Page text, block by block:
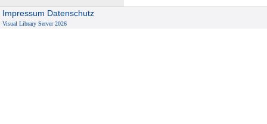
Impressum Datenschutz
Visual Library Server 2026